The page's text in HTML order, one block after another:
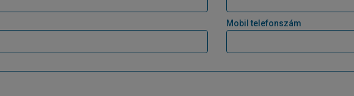
Mobil telefonszám